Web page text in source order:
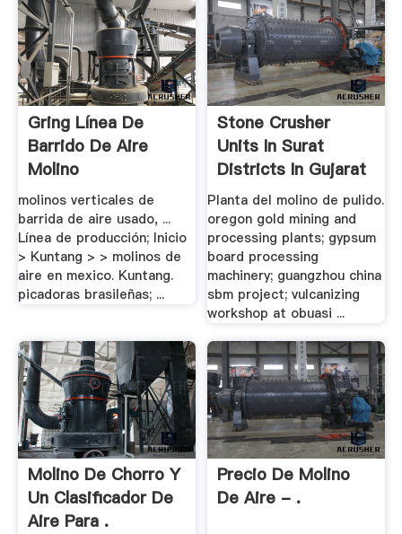
Gring Línea De
Barrido De Aire
Molino
molinos verticales de
barrida de aire usado, ...
Línea de producción; Inicio
> Kuntang > > molinos de
aire en mexico. Kuntang.
picadoras brasileñas; ...
Stone Crusher
Units In Surat
Districts In Gujarat
Planta del molino de pulido.
oregon gold mining and
processing plants; gypsum
board processing
machinery; guangzhou china
sbm project; vulcanizing
workshop at obuasi ...
Molino De Chorro Y
Un Clasificador De
Aire Para .
Precio De Molino
De Aire - .